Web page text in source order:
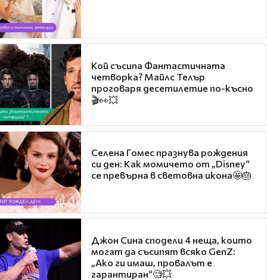
Кой съсипа Фантастичната
четворка? Майлс Телър
проговаря десетилетие по-късно
🎬👀💥
Селена Гомес празнува рождения
си ден: Как момичето от „Disney“
се превърна в световна икона🤩🎂
Джон Сина сподели 4 неща, които
могат да съсипят всяко GenZ:
„Ако ги имаш, провалът е
гарантиран“🧐💥